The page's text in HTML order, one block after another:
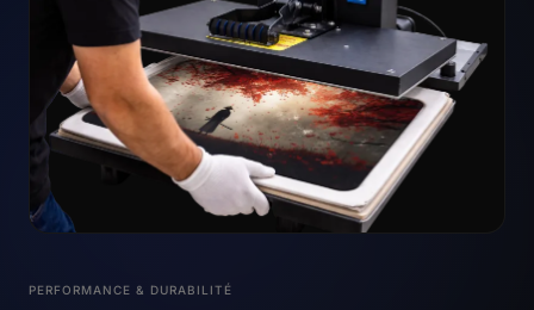
PERFORMANCE & DURABILITÉ